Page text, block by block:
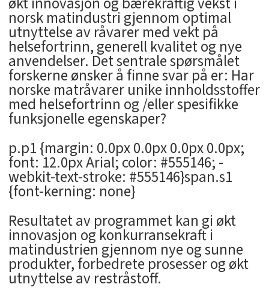
norsk matindustri gjennom optimal
utnyttelse av råvarer med vekt på
helsefortrinn, generell kvalitet og nye
anvendelser. Det sentrale spørsmålet
forskerne ønsker å finne svar på er: Har
norske matråvarer unike innholdsstoffer
med helsefortrinn og /eller spesifikke
funksjonelle egenskaper?
p.p1 {margin: 0.0px 0.0px 0.0px 0.0px;
font: 12.0px Arial; color: #555146; -
webkit-text-stroke: #555146}span.s1
{font-kerning: none}
Resultatet av programmet kan gi økt
innovasjon og konkurransekraft i
matindustrien gjennom nye og sunne
produkter, forbedrete prosesser og økt
utnyttelse av restråstoff.